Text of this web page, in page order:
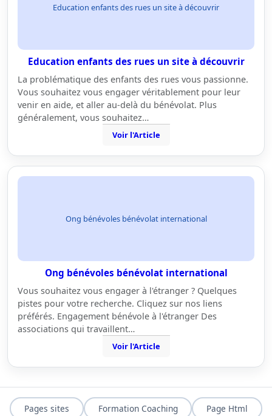
Education enfants des rues un site à découvrir
Education enfants des rues un site à découvrir
La problématique des enfants des rues vous passionne.
Vous souhaitez vous engager véritablement pour leur
venir en aide, et aller au-delà du bénévolat. Plus
généralement, vous souhaitez…
Voir l'Article
Ong bénévoles bénévolat international
Ong bénévoles bénévolat international
Vous souhaitez vous engager à l'étranger ? Quelques
pistes pour votre recherche. Cliquez sur nos liens
préférés. Engagement bénévole à l'étranger Des
associations qui travaillent…
Voir l'Article
Pages sites Formation Coaching Page Html